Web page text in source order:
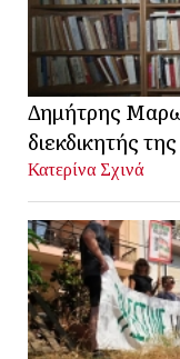
Δημήτρης
διεκδικητής
Κατερίνα Σχινά